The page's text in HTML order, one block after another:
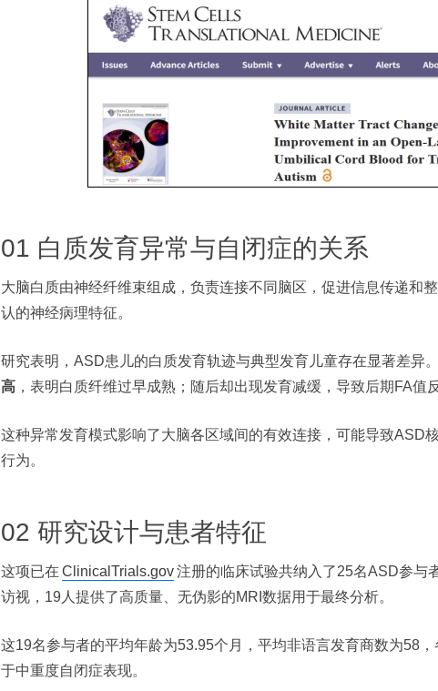
01 白质发育异常与自闭症的关系
大脑白质由神经纤维束组成，负责连接不同脑区，促进信息传递和
认的神经病理特征。
研究表明，ASD患儿的白质发育轨迹与典型发育儿童存在显著差异
高 ，表明白质纤维过早成熟；随后却出现发育减缓，导致后期FA值
这种异常发育模式影响了大脑各区域间的有效连接，可能导致ASD
行为。
02 研究设计与患者特征
这项已在 ClinicalTrials.gov注册的临床试验共纳入了25名ASD参与
访视，19人提供了高质量、无伪影的MRI数据用于最终分析。
这19名参与者的平均年龄为53.95个月，平均非语言发育商数为58
于中重度自闭症表现。